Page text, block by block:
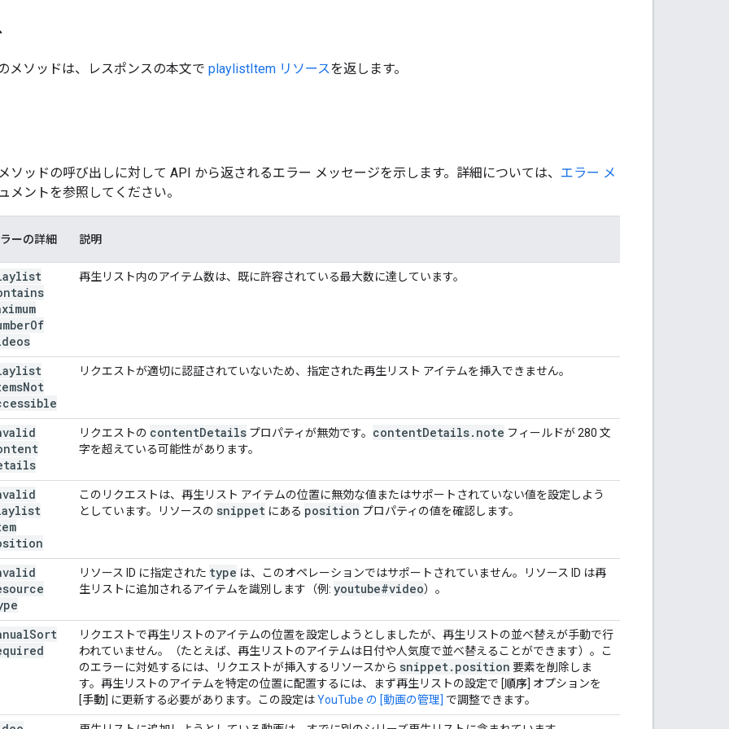
メソッドは、レスポンスの本文で playlistItem リソースを返します。
ソッドの呼び出しに対して API から返されるエラー メッセージを示します。詳細については、 エラー メ
メントを参照してください。
ーの詳細 説明
Of
再生リスト内のアイテム数は、既に許容されている最大数に達しています。
Not
リクエストが適切に認証されていないため、指定された再生リスト アイテムを挿入できません。
リクエストの contentDetails プロパティが無効です。 contentDetails. note フィールドが 280 文
字を超えている可能性があります。
このリクエストは、再生リスト アイテムの位置に無効な値またはサポートされていない値を設定しよう
としています。リソースの snippet にある position プロパティの値を確認します。
リソース ID に指定された type は、このオペレーションではサポートされていません。リソース ID は再
生リストに追加されるアイテムを識別します（例: youtube#video）。
Sort
リクエストで再生リストのアイテムの位置を設定しようとしましたが、再生リストの並べ替えが手動で行
われていません。（たとえば、再生リストのアイテムは日付や人気度で並べ替えることができます）。こ
のエラーに対処するには、リクエストが挿入するリソースから snippet. position 要素を削除しま
す。再生リストのアイテムを特定の位置に配置するには、まず再生リストの設定で [順序] オプションを
[手動] に更新する必要があります。この設定はYouTube の [動画の管理] で調整できます。